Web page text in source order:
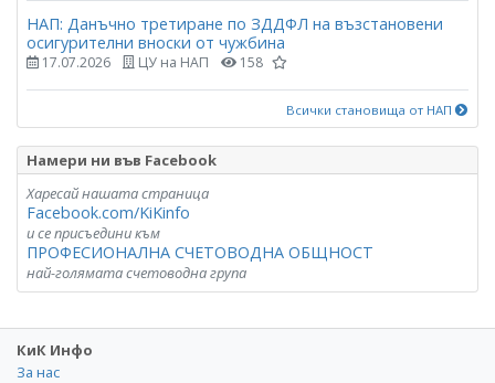
НАП: Данъчно третиране по ЗДДФЛ на възстановени
осигурителни вноски от чужбина
17.07.2026 ЦУ на НАП 158
Всички становища от НАП
Намери ни във Facebook
Харесай нашата страница
Facebook.com/KiKinfo
и се присъедини към
ПРОФЕСИОНАЛНА СЧЕТОВОДНА ОБЩНОСТ
най-голямата счетоводна група
КиК Инфо
За нас